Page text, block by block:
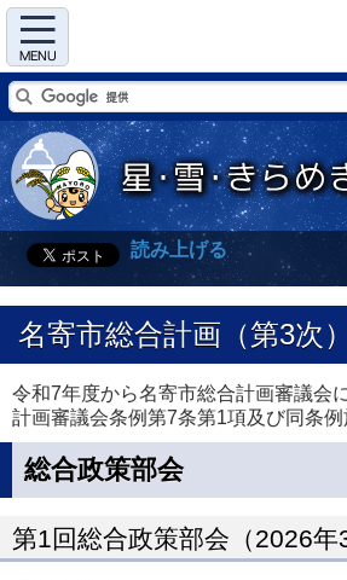
Menu
読み上げる
名寄市総合計画（第3次
令和7年度から名寄市総合計画審議会
計画審議会条例第7条第1項及び同条
総合政策部会
第1回総合政策部会（2026年